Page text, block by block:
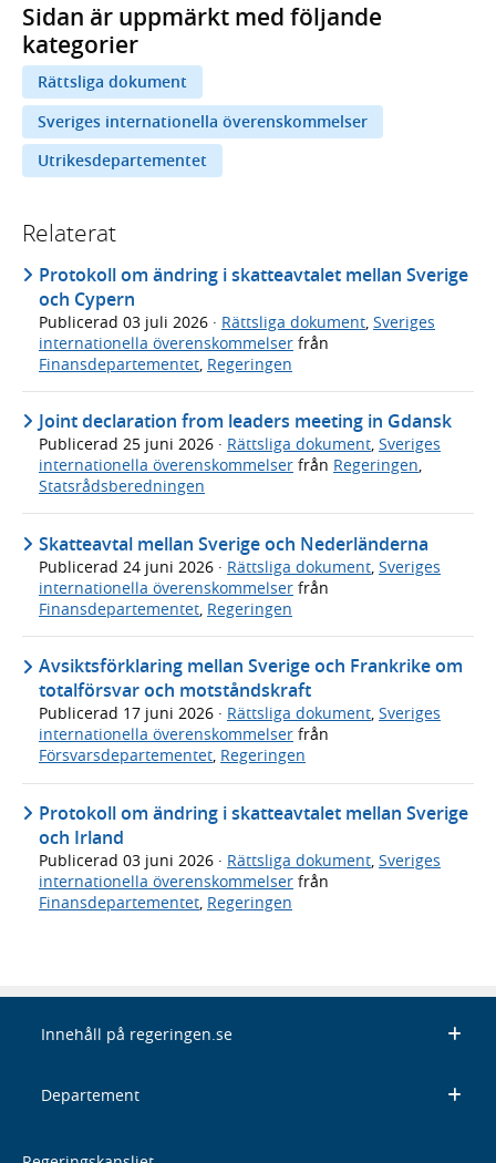
Sidan är uppmärkt med följande
kategorier
Rättsliga dokument
Sveriges internationella överenskommelser
Utrikesdepartementet
Relaterat
Protokoll om ändring i skatteavtalet mellan Sverige
och Cypern
Publicerad 03 juli 2026 · Rättsliga dokument Sveriges
internationella överenskommelser från
Finansdepartementet Regeringen
Joint declaration from leaders meeting in Gdansk
Publicerad 25 juni 2026 · Rättsliga dokument, Sveriges
internationella överenskommelser från Regeringen,
Statsrådsberedningen
Skatteavtal mellan Sverige och Nederländerna
Publicerad 24 juni 2026 · Rättsliga dokument, Sveriges
internationella överenskommelser från
Finansdepartementet, Regeringen
Avsiktsförklaring mellan Sverige och Frankrike om
totalförsvar och motståndskraft
Publicerad 17 juni 2026 · Rättsliga dokument, Sveriges
internationella överenskommelser från
Försvarsdepartementet, Regeringen
Protokoll om ändring i skatteavtalet mellan Sverige
och Irland
Publicerad 03 juni 2026 · Rättsliga dokument, Sveriges
internationella överenskommelser från
Finansdepartementet, Regeringen
Innehåll på regeringen.se
Departement